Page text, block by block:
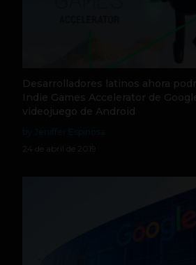
Desarrolladores latinos ahora
Indie Games Accelerator de
videojuego de Android
24 de abril de 2019